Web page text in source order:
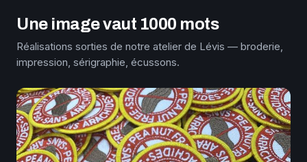
Une image vaut 1000 mots
Réalisations sorties de notre atelier de Lévis — broderie,
impression, sérigraphie, écussons.